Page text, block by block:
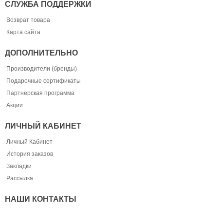
СЛУЖБА ПОДДЕРЖКИ
Возврат товара
Карта сайта
ДОПОЛНИТЕЛЬНО
Производители (бренды)
Подарочные сертификаты
Партнёрская программа
Акции
ЛИЧНЫЙ КАБИНЕТ
Личный Кабинет
История заказов
Закладки
Рассылка
НАШИ КОНТАКТЫ